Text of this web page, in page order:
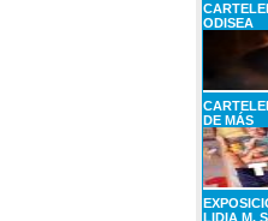
ODISEA
DE MÁS
LIDIA M.